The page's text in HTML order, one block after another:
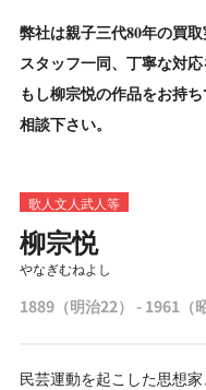
弊社は親子三代80年の買取
スタッフ一同、丁寧な対応
もし柳宗悦の作品をお持
相談下さい。
歌人文人武人等
柳宗悦
やなぎむねよし
1889（明治22） - 1961（
民芸運動を起こした思想